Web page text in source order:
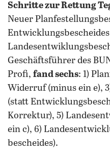
Schritte zur Rettung
Neuer
Geschäftsführer des
Profi, fand sechs: 1)
Widerruf (minus ein e),
(statt
Korrektur), 5)
ein c), 6)
bescheides).